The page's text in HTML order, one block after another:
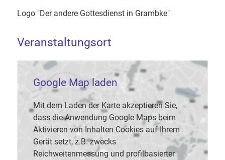
Logo "Der andere Gottesdienst in Grambke"
Veranstaltungsort
Google Map laden
Mit dem Laden der Karte akzeptieren Sie,
dass die Anwendung Google Maps beim
Aktivieren von Inhalten Cookies auf Ihrem
Gerät setzt, z.B. zwecks
Reichweitenmessung und profilbasierter